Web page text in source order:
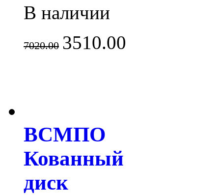
В наличии
7020.00 3510.00
ВСМПО
Кованный
диск